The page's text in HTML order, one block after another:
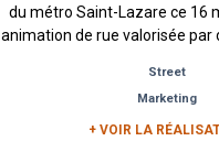
du métro Saint-Lazare ce 16
animation de rue valorisée par
Street
Marketing
+ VOIR LA